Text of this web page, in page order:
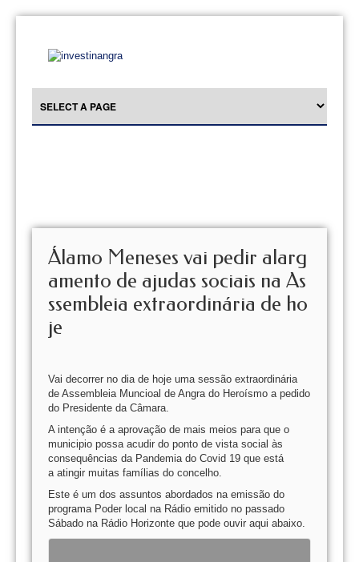
Álamo Meneses vai pedir alarg
amento de ajudas sociais na As
ssembleia extraordinária de ho
je
Vai decorrer no dia de hoje uma sessão extraordinária
de Assembleia Muncioal de Angra do Heroísmo a pedido
do Presidente da Câmara.
A intenção é a aprovação de mais meios para que o
municipio possa acudir do ponto de vista social às
consequências da Pandemia do Covid 19 que está
a atingir muitas famílias do concelho.
Este é um dos assuntos abordados na emissão do
programa Poder local na Rádio emitido no passado
Sábado na Rádio Horizonte que pode ouvir aqui abaixo.